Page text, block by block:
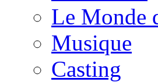
Le Monde
Musique
Casting